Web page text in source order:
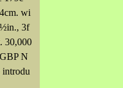
wi
3f
30,000
N